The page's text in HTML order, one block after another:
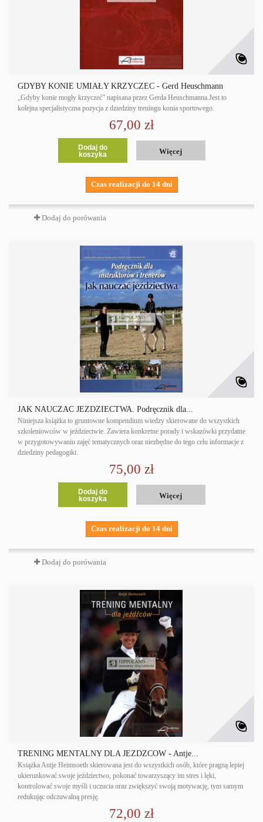
GDYBY KONIE UMIAŁY KRZYCZEĆ - Gerd Heuschmann
„Gdyby konie mogły krzyczeć” napisana przez Gerda Heuschmanna.Jest to
kolejna specjalistyczna pozycja z dziedziny treningu konia sportowego.
67,00 zł
Dodaj do
koszyka
Więcej
Czas realizacji do 14 dni
Dodaj do porówania
JAK NAUCZAĆ JEŹDZIECTWA. Podręcznik dla...
Niniejsza książka to gruntowne kompendium wiedzy skierowane do wszystkich
szkoleniowców w jeździectwie. Zawiera konkretne porady i wskazówki przydatne
w przygotowywaniu zajęć tematycznych oraz niezbędne do tego celu informacje z
dziedziny pedagogiki.
75,00 zł
Dodaj do
koszyka
Więcej
Czas realizacji do 14 dni
Dodaj do porówania
TRENING MENTALNY DLA JEŹDŹCÓW - Antje...
Książka Antje Heimsoeth skierowana jest do wszystkich osób, które pragną lepiej
ukierunkować swoje jeździectwo, pokonać towarzyszący im stres i lęki,
kontrolować swoje myśli i uczucia oraz zwiększyć swoją motywację, tym samym
redukując odczuwalną presję.
72,00 zł